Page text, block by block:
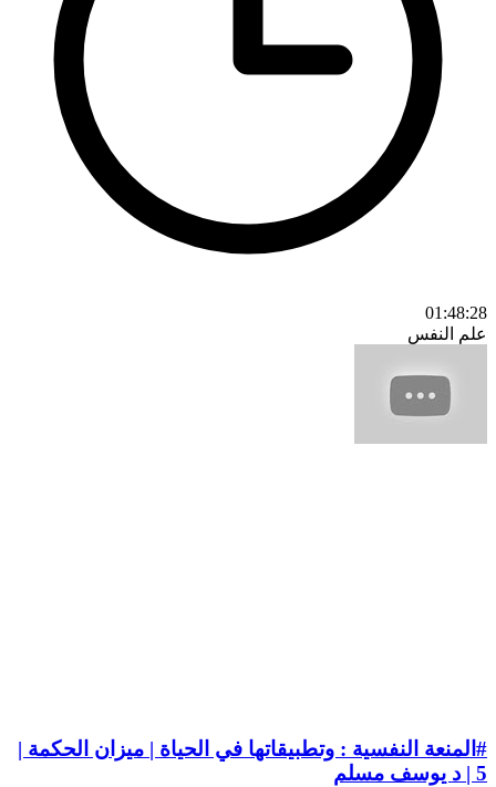
01:48:28
علم النفس
#المنعة النفسية : وتطبيقاتها في الحياة | ميزان الحكمة |
5 | د يوسف مسلم